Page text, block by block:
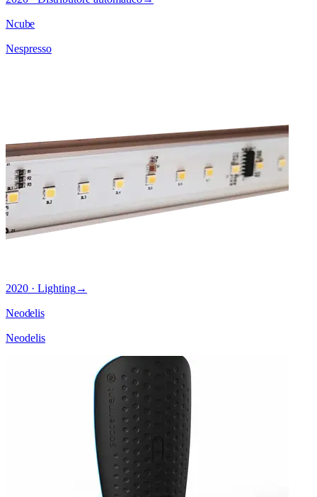
Ncube
Nespresso
2020 · Lighting→
Neodelis
Neodelis